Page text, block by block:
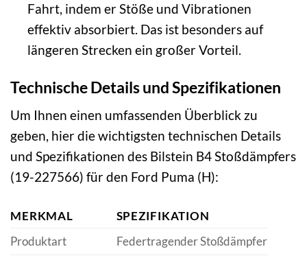
Fahrt, indem er Stöße und Vibrationen
effektiv absorbiert. Das ist besonders auf
längeren Strecken ein großer Vorteil.
Technische Details und Spezifikationen
Um Ihnen einen umfassenden Überblick zu
geben, hier die wichtigsten technischen Details
und Spezifikationen des Bilstein B4 Stoßdämpfers
(19-227566) für den Ford Puma (H):
MERKMAL
SPEZIFIKATION
Produktart
Federtragender Stoßdämpfer